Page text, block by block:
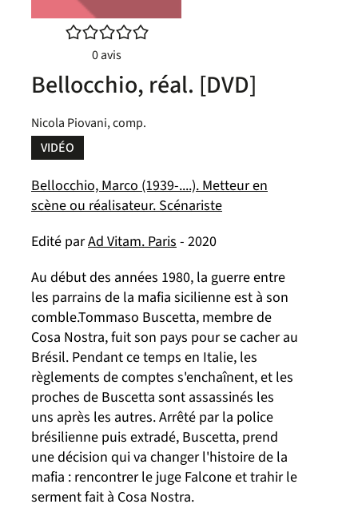
/5
0avis
Bellocchio, réal. [DVD]
Nicola Piovani, comp.
VIDÉO
Bellocchio, Marco (1939-....). Metteur en
scène ou réalisateur. Scénariste
Edité parAd Vitam. Paris- 2020
Au début des années 1980, la guerre entre
les parrains de la mafia sicilienne est à son
comble.Tommaso Buscetta, membre de
Cosa Nostra, fuit son pays pour se cacher au
Brésil. Pendant ce temps en Italie, les
règlements de comptes s'enchaînent, et les
proches de Buscetta sont assassinés les
uns après les autres. Arrêté par la police
brésilienne puis extradé, Buscetta, prend
une décision qui va changer l'histoire de la
mafia : rencontrer le juge Falcone et trahir le
serment fait à Cosa Nostra.